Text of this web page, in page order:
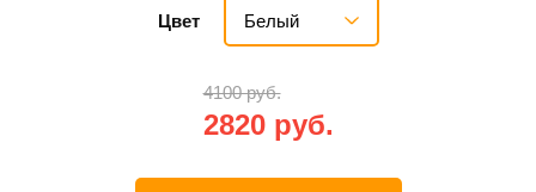
Цвет Белый
4100 руб.
2820 руб.